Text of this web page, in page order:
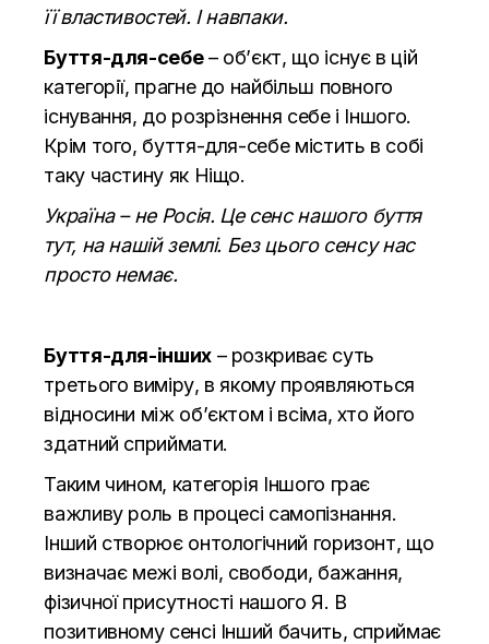
її властивостей. І навпаки.
Буття-для-себе– об’єкт, що існує в цій
категорії, прагне до найбільш повного
існування, до розрізнення себе і Іншого.
Крім того, буття-для-себе містить в собі
таку частину як Ніщо.
Україна – не Росія. Це сенс нашого буття
тут, на нашій землі. Без цього сенсу нас
просто немає.
Буття-для-інших– розкриває суть
третього виміру, в якому проявляються
відносини між об’єктом і всіма, хто його
здатний сприймати.
Таким чином, категорія Іншого грає
важливу роль в процесі самопізнання.
Інший створює онтологічний горизонт, що
визначає межі волі, свободи, бажання,
фізичної присутності нашого Я. В
позитивному сенсі Інший бачить, сприймає